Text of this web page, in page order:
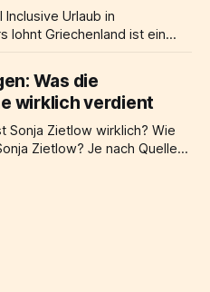
Inclusive Urlaub in
ist ein
jahrtausendealte
und eine küche, die
land bietet eine solche
Was die
wirklich verdient
Zietlow wirklich? Wie
Zietlow? Je nach Quelle
einige Schätzungen